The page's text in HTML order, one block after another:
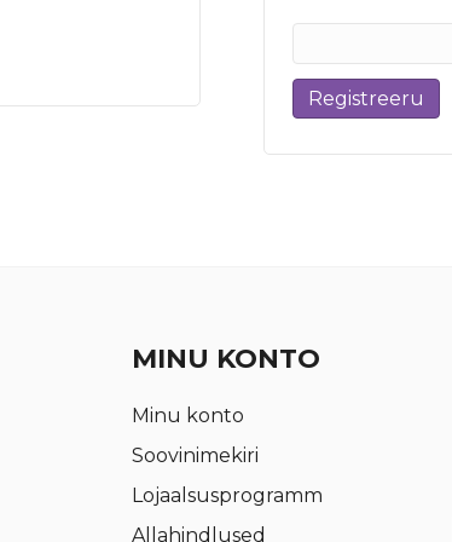
Registreeru
MINU KONTO
Minu konto
Soovinimekiri
Lojaalsusprogramm
Allahindlused